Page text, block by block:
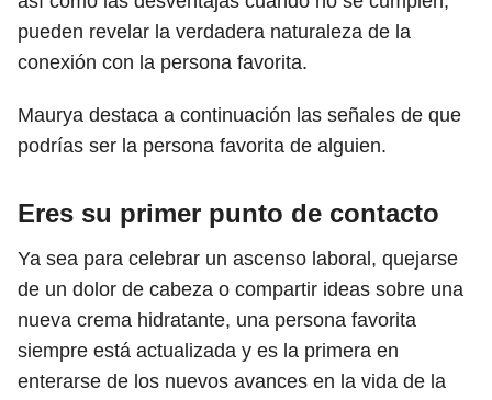
pueden revelar la verdadera naturaleza de la
conexión con la persona favorita.
Maurya destaca a continuación las señales de que
podrías ser la persona favorita de alguien.
Eres su primer punto de contacto
Ya sea para celebrar un ascenso laboral, quejarse
de un dolor de cabeza o compartir ideas sobre una
nueva crema hidratante, una persona favorita
siempre está actualizada y es la primera en
enterarse de los nuevos avances en la vida de la